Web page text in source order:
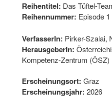
Reihentitel: Das Tüftel-
Reihennummer: Episode 1
VerfasserIn: Pirker-Szalai,
HerausgeberIn:
Kompetenz-Zentrum (ÖSZ)
Erscheinungsort: Graz
Erscheinungsjahr: 2026